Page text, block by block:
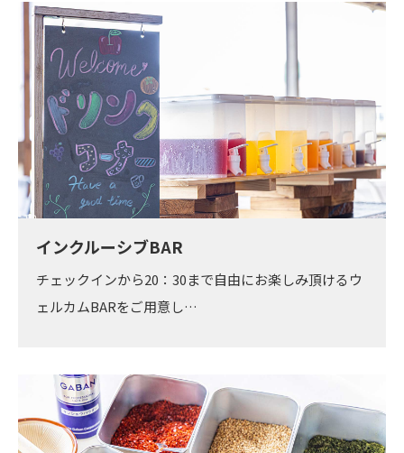
インクルーシブBAR
チェックインから20：30まで自由にお楽しみ頂けるウ
ェルカムBARをご用意し…